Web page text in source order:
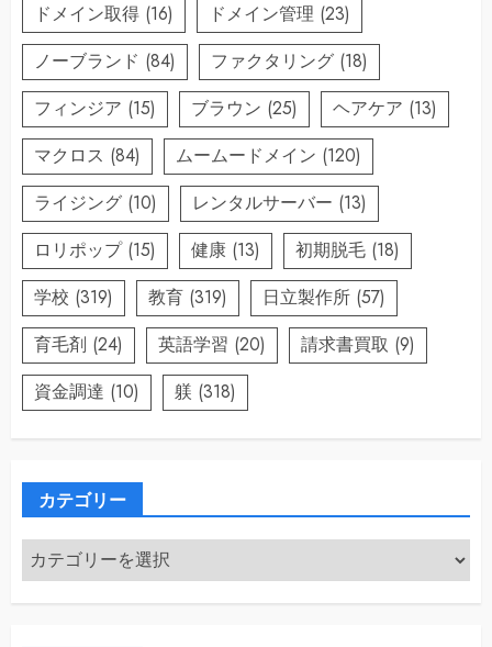
ドメイン取得 (16) ドメイン管理 (23)
ノーブランド (84) ファクタリング (18)
フィンジア (15) ブラウン (25) ヘアケア (13)
マクロス (84) ムームードメイン (120)
ライジング (10) レンタルサーバー (13)
ロリポップ(15) 健康 (13) 初期脱毛 (18)
学校 (319) 教育 (319) 日立製作所 (57)
育毛剤 (24) 英語学習 (20) 請求書買取 (9)
資金調達 (10) 躾 (318)
カテゴリー
カ
テ
ゴ